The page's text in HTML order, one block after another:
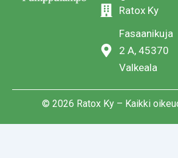
Ratox Ky
Fasaanikuja
2 A, 45370
Valkeala
© 2026 Ratox Ky – Kaikki